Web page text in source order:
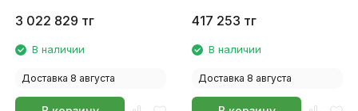
3 022 829 тг
В наличии
Доставка 8 августа
417 253 тг
В наличии
Доставка 8 августа